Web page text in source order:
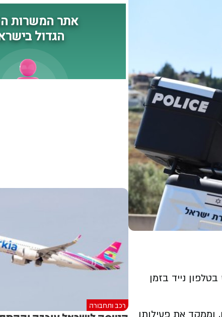
דו"חות בגין שימוש בטלפון נייד בזמן
רכב ותחבורה